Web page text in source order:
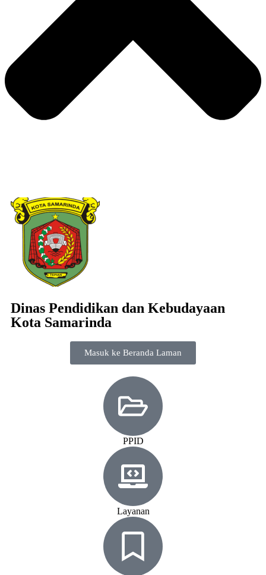
Dinas Pendidikan dan Kebudayaan
Kota Samarinda
Masuk ke Beranda Laman
PPID
Layanan